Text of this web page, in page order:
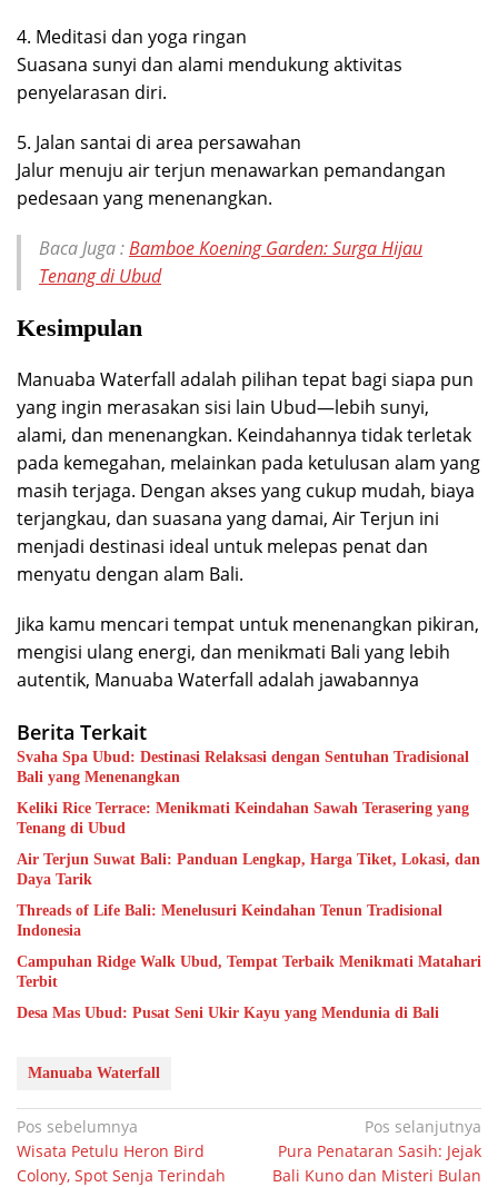
4. Meditasi dan yoga ringan
Suasana sunyi dan alami mendukung aktivitas
penyelarasan diri.
5. Jalan santai di area persawahan
Jalur menuju air terjun menawarkan pemandangan
pedesaan yang menenangkan.
Baca Juga :Bamboe Koening Garden: Surga Hijau
Tenang di Ubud
Kesimpulan
Manuaba Waterfall adalah pilihan tepat bagi siapa pun
yang ingin merasakan sisi lain Ubud—lebih sunyi,
alami, dan menenangkan. Keindahannya tidak terletak
pada kemegahan, melainkan pada ketulusan alam yang
masih terjaga. Dengan akses yang cukup mudah, biaya
terjangkau, dan suasana yang damai, Air Terjun ini
menjadi destinasi ideal untuk melepas penat dan
menyatu dengan alam Bali.
Jika kamu mencari tempat untuk menenangkan pikiran,
mengisi ulang energi, dan menikmati Bali yang lebih
autentik, Manuaba Waterfall adalah jawabannya
Berita Terkait
Svaha Spa Ubud: Destinasi Relaksasi dengan Sentuhan Tradisional
Bali yang Menenangkan
Keliki Rice Terrace: Menikmati Keindahan Sawah Terasering yang
Tenang di Ubud
Air Terjun Suwat Bali: Panduan Lengkap, Harga Tiket, Lokasi, dan
Daya Tarik
Threads of Life Bali: Menelusuri Keindahan Tenun Tradisional
Indonesia
Campuhan Ridge Walk Ubud, Tempat Terbaik Menikmati Matahari
Terbit
Desa Mas Ubud: Pusat Seni Ukir Kayu yang Mendunia di Bali
Manuaba Waterfall
Navigasi
pos
Pos sebelumnya
Wisata Petulu Heron Bird
Colony, Spot Senja Terindah
Pos selanjutnya
Pura Penataran Sasih: Jejak
Bali Kuno dan Misteri Bulan